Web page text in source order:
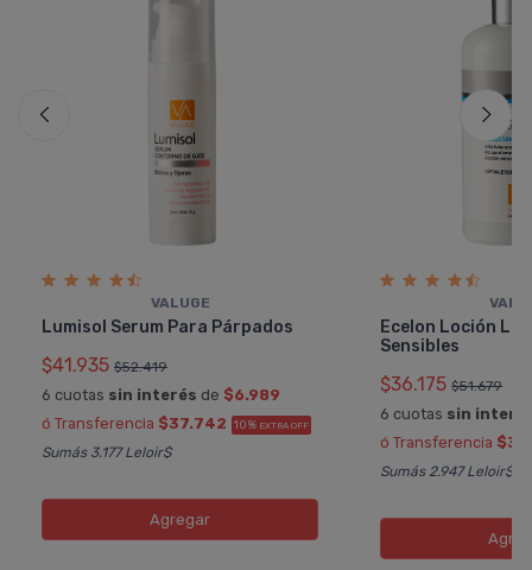
VALUGE
Lumisol Serum Para Párpados
$41.935 $52.419
6 cuotas sin interés de $6.989
ó Transferencia $37.742 10% EXTRA OFF
Sumás 3.177 Leloir$
Agregar
Ecelon Loción
Sensibles
$36.175 $51.679
6 cuotas sin
ó Transferencia
Sumás 2.947 Leloir$